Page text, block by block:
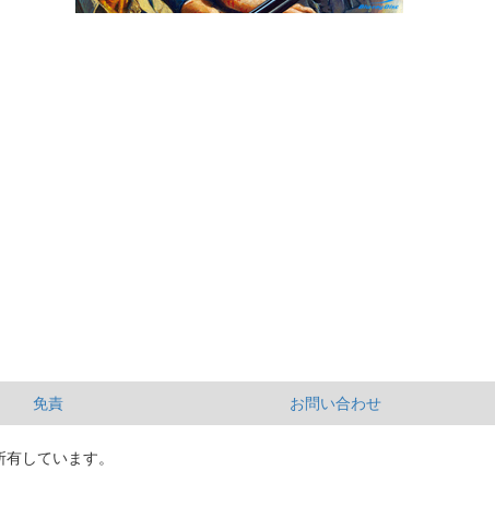
免責 お問い合わせ
しています。